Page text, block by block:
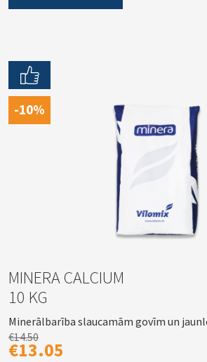
-10%
MINERA CALCIUM
10 KG
Minerālbarība slaucamām govīm un
€14.50
€13.05